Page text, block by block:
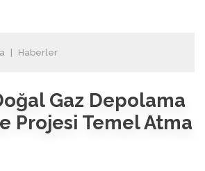
Haberler
Gaz Depolama
Projesi Temel Atma